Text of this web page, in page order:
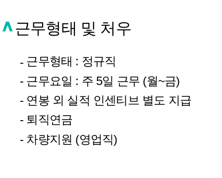
근무형태 및 처우
- 근무형태 : 정규직
- 근무요일 : 주 5일 근무 (월~금)
- 연봉 외 실적 인센티브 별도 지급
- 퇴직연금
- 차량지원 (영업직)